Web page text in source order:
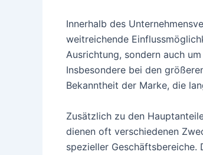
Innerhalb des
weitreichende
Ausrichtung, sondern auch
Insbesondere bei den
Bekanntheit der Marke, die
Zusätzlich zu den
dienen oft verschiedenen
spezieller